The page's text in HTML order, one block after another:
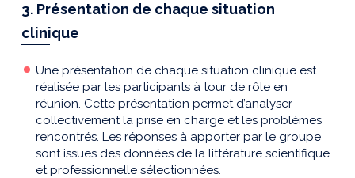
3. Présentation de chaque situation
clinique
Une présentation de chaque situation clinique est
réalisée par les participants à tour de rôle en
réunion. Cette présentation permet d’analyser
collectivement la prise en charge et les problèmes
rencontrés. Les réponses à apporter par le groupe
sont issues des données de la littérature scientifique
et professionnelle sélectionnées.